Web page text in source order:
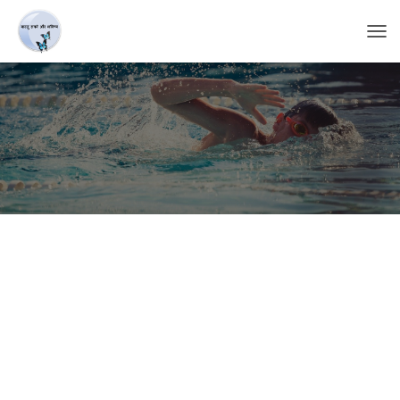
O
G
E
N
A
V
I
G